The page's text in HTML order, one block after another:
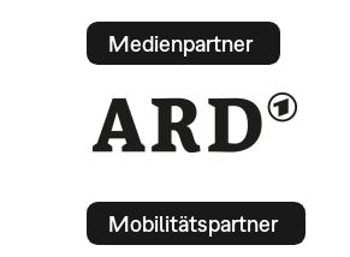
Medienpartner
Mobilitätspartner